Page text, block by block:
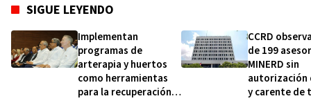
SIGUE LEYENDO
Implementan
programas de
arterapia y huertos
como herramientas
para la recuperación y
CCRD
de 199
MINERD sin
autorización
y carente de